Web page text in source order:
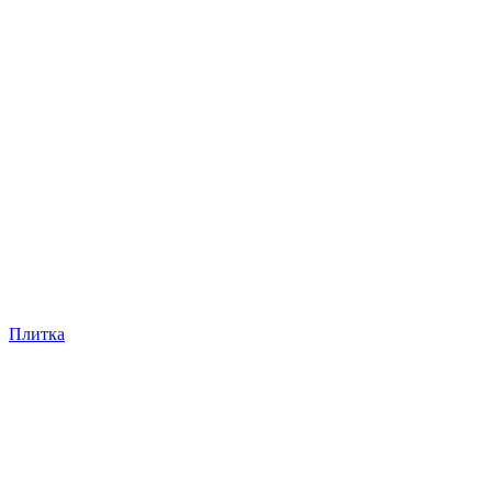
Плитка